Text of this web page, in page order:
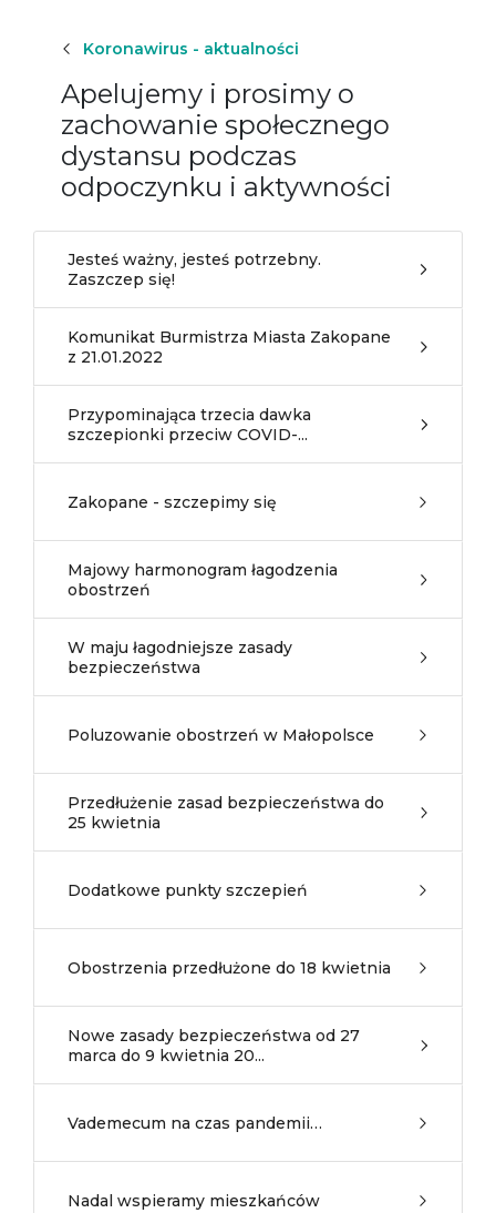
Koronawirus - aktualności
Apelujemy i prosimy o
zachowanie społecznego
dystansu podczas
odpoczynku i aktywności
Jesteś ważny, jesteś potrzebny.
Zaszczep się!
Komunikat Burmistrza Miasta Zakopane
z 21.01.2022
Przypominająca trzecia dawka
szczepionki przeciw COVID-...
Zakopane - szczepimy się
Majowy harmonogram łagodzenia
obostrzeń
W maju łagodniejsze zasady
bezpieczeństwa
Poluzowanie obostrzeń w Małopolsce
Przedłużenie zasad bezpieczeństwa do
25 kwietnia
Dodatkowe punkty szczepień
Obostrzenia przedłużone do 18 kwietnia
Nowe zasady bezpieczeństwa od 27
marca do 9 kwietnia 20...
Vademecum na czas pandemii…
Nadal wspieramy mieszkańców